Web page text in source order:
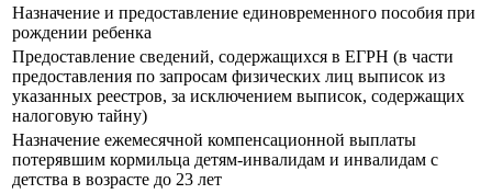
Назначение и предоставление единовременного пособия при
рождении ребенка
Предоставление сведений, содержащихся в ЕГРН (в части
предоставления по запросам физических лиц выписок из
указанных реестров, за исключением выписок, содержащих
налоговую тайну)
Назначение ежемесячной компенсационной выплаты
потерявшим кормильца детям-инвалидам и инвалидам с
детства в возрасте до 23 лет